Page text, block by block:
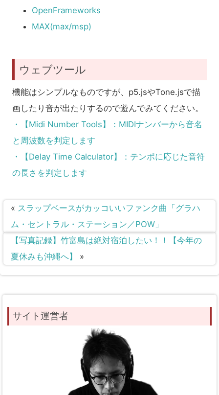
OpenFrameworks
MAX(max/msp)
ウェブツール
機能はシンプルなものですが、p5.jsやTone.jsで描
画したり音が出たりするので遊んでみてください。
・【Midi Number Tools】：MIDIナンバーから音名
と周波数を判定します
・【Delay Time Calculator】：テンポに応じた音符
の長さを判定します
« スラップベースがカッコいいファンク曲「グラハ
ム・セントラル・ステーション／POW」
【写真記録】竹富島は絶対宿泊したい！！【今年の
夏休みも沖縄へ】
»
サイト運営者